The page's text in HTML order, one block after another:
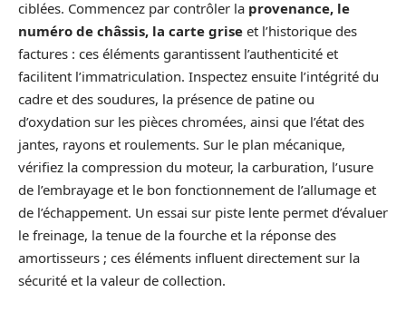
ciblées. Commencez par contrôler la provenance, le
numéro de châssis, la carte grise et l’historique des
factures : ces éléments garantissent l’authenticité et
facilitent l’immatriculation. Inspectez ensuite l’intégrité du
cadre et des soudures, la présence de patine ou
d’oxydation sur les pièces chromées, ainsi que l’état des
jantes, rayons et roulements. Sur le plan mécanique,
vérifiez la compression du moteur, la carburation, l’usure
de l’embrayage et le bon fonctionnement de l’allumage et
de l’échappement. Un essai sur piste lente permet d’évaluer
le freinage, la tenue de la fourche et la réponse des
amortisseurs ; ces éléments influent directement sur la
sécurité et la valeur de collection.